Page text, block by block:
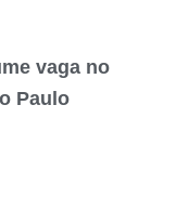
vaga no
Paulo